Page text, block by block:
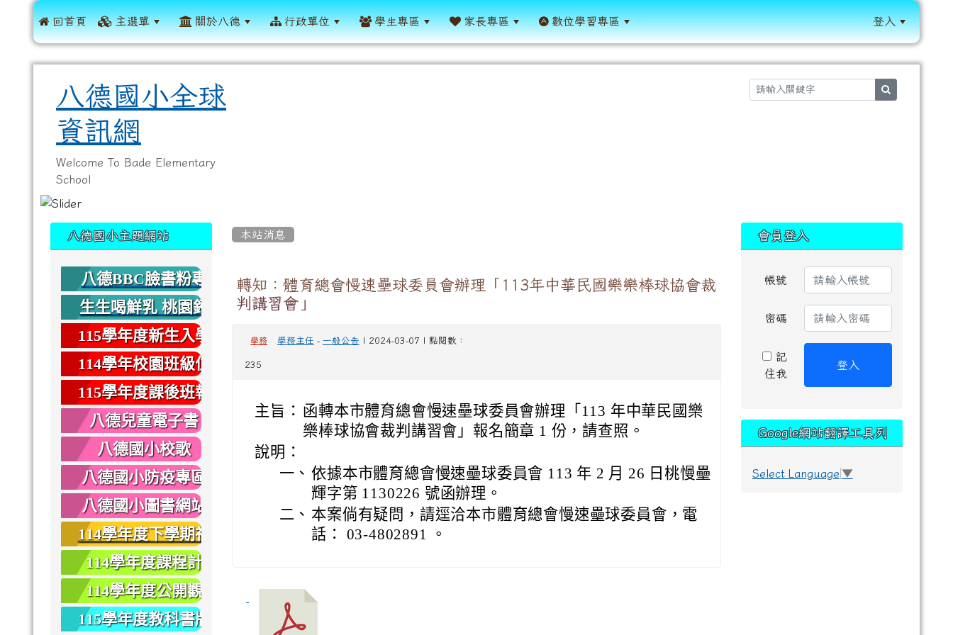
 回首頁 主選單 關於八德 行政單位 學生專區 家長專區 數位學習專區 登入
八德國小全球
資訊網
Welcome To Bade Elementary
School
本站消息
轉知：體育總會慢速壘球委員會辦理「113年中華民國樂樂棒球協會裁
判講習會」
學務 學務主任 - 一般公告 | 2024-03-07 | 點閱數：
235
主旨： 函轉本市體育總會慢速壘球委員會辦理「113 年中華民國樂
樂棒球協會裁判講習會」報名簡章 1 份，請查照。
說明：
一、 依據本市體育總會慢速壘球委員會 113 年 2 月 26 日桃慢壘
輝字第 1130226 號函辦理。
二、 本案倘有疑問，請逕洽本市體育總會慢速壘球委員會，電
話： 03-4802891 。
八德國小主題網站
八德BBC臉書粉專
生生喝鮮乳 桃園鈣
健康
115學年度新生入學
專區
114學年校園班級位
置圖
115學年度課後班報
名
八德兒童電子書
八德國小校歌
八德國小防疫專區
八德國小圖書網站
114學年度下學期社
團報名
114學年度課程計
畫
114學年度公開觀
課
115學年度教科書版
會員登入
帳號
密碼
記
住我
登入
Google網站翻譯工具列
Select Language ▼